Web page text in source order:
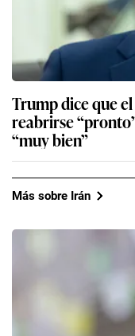
Trump dice que
reabrirse
“muy bien”
Más sobre Irán